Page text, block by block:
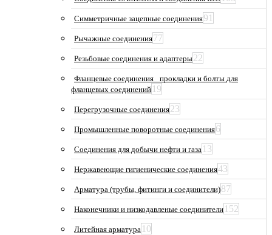
Симметричные зацепные соединения91
Рычажные соединения77
Резьбовые соединения и адаптеры22
Фланцевые соединения_ прокладки и болты для
фланцевых соединений 19
Перегрузочные соединения23
Промышленные поворотные соединения6
Соединения для добычи нефти и газа 13
Нержавеющие гигиенические соединения43
Арматура (трубы, фитинги и соединители)87
Наконечники и низкодавленые соединители 152
Литейная арматура 10